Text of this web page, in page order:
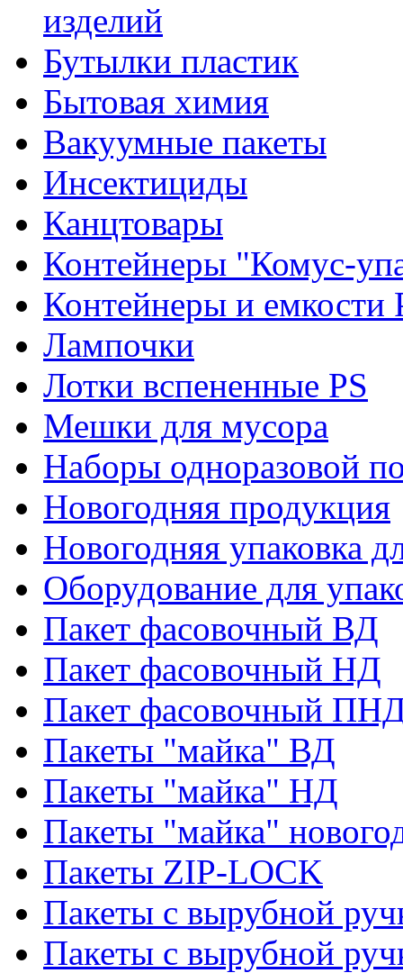
изделий
Бутылки пластик
Бытовая химия
Вакуумные пакеты
Инсектициды
Канцтовары
Контейнеры "Комус-
Контейнеры и емкости
Лампочки
Лотки вспененные PS
Мешки для мусора
Наборы одноразовой
Новогодняя продукция
Новогодняя упаковка
Оборудование для
Пакет фасовочный ВД
Пакет фасовочный НД
Пакет фасовочный
Пакеты "майка" ВД
Пакеты "майка" НД
Пакеты "майка"
Пакеты ZIP-LOCK
Пакеты с вырубной
Пакеты с вырубной